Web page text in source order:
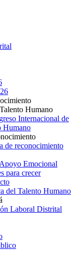
Humano
Internacional de
Humano
de reconocimiento
Emocional
para crecer
del Talento Humano
Laboral Distrital